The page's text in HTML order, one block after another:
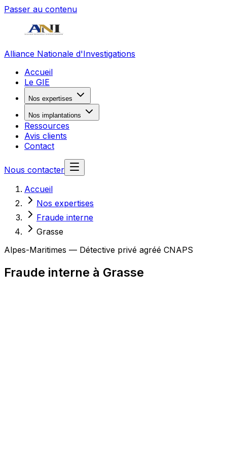
Passer au contenu
Alliance Nationale d'Investigations
Accueil
Le GIE
Nos expertises
Nos implantations
Ressources
Avis clients
Contact
Nous contacter
Accueil
Nos expertises
Fraude interne
Grasse
Alpes-Maritimes — Détective privé agréé CNAPS
Fraude interne à Grasse